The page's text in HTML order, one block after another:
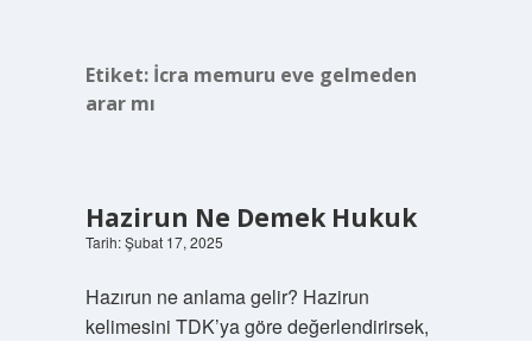
Etiket: İcra memuru eve gelmeden
arar mı
Hazirun Ne Demek Hukuk
Tarih: Şubat 17, 2025
Hazırun ne anlama gelir? Hazirun
kelimesini TDK’ya göre değerlendirirsek,